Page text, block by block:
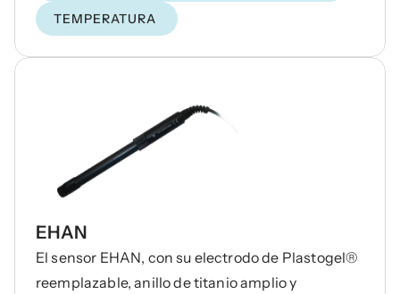
TEMPERATURA
EHAN
El sensor EHAN, con su electrodo de Plastogel®
reemplazable, anillo de titanio amplio y